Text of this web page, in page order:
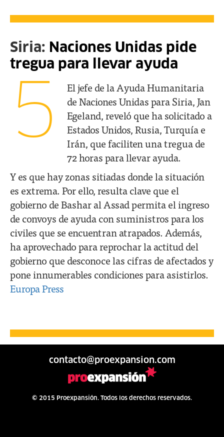
Siria: Naciones Unidas pide
tregua para llevar ayuda
5
El jefe de la Ayuda Humanitaria
de Naciones Unidas para Siria, Jan
Egeland, reveló que ha solicitado a
Estados Unidos, Rusia, Turquía e
Irán, que faciliten una tregua de
72 horas para llevar ayuda.
Y es que hay zonas sitiadas donde la situación
es extrema. Por ello, resulta clave que el
gobierno de Bashar al Assad permita el ingreso
de convoys de ayuda con suministros para los
civiles que se encuentran atrapados. Además,
ha aprovechado para reprochar la actitud del
gobierno que desconoce las cifras de afectados y
pone innumerables condiciones para asistirlos.
Europa Press
contacto@proexpansion.com
© 2015 Proexpansión. Todos los derechos reservados.